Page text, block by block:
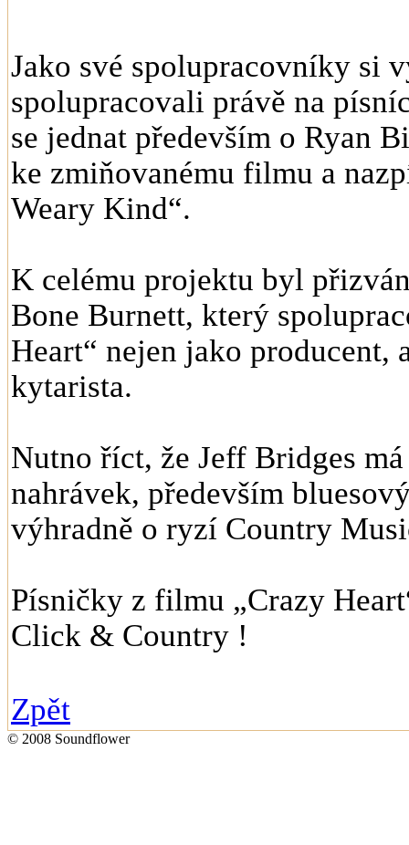
Jako své spolupracovníky si
spolupracovali právě na
se jednat především o Ryan
ke zmiňovanému filmu a
Weary Kind“.
K celému projektu byl
Bone Burnett, který
Heart“ nejen jako producent,
kytarista.
Nutno říct, že Jeff Bridges
nahrávek, především
výhradně o ryzí Country
Písničky z filmu „Crazy
Click & Country !
Zpět
© 2008 Soundflower